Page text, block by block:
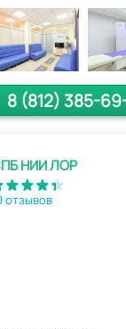
8 (812) 385-
НИИ ЛОР
отзывов